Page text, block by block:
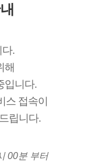
다.
해
입니다.
스 접속이
립니다.
00분 부터